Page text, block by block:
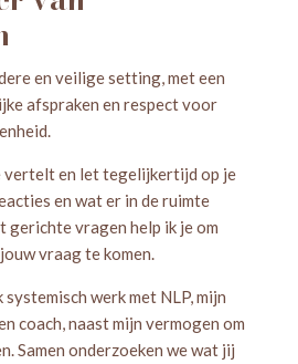
en veilige setting, met een
afspraken en respect voor
vertelt en let tegelijkertijd op je
en wat er in de ruimte
gerichte vragen help ik je om
vraag te komen.
werk met NLP, mijn
coach, naast mijn vermogen om
Samen onderzoeken we wat jij